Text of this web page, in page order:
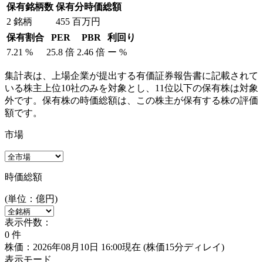
保有銘柄数 保有分時価総額
2 銘柄 455 百万円
保有割合
PER PBR
利回り
7.21 % 25.8 倍 2.46 倍 ー %
集計表は、上場企業が提出する有価証券報告書に記載されて
いる株主上位10社のみを対象とし、11位以下の保有株は対象
外です。保有株の時価総額は、この株主が保有する株の評価
額です。
市場
時価総額
(単位：億円)
表示件数：
0 件
株価：2026年08月10日 16:00現在 (株価15分ディレイ)
表示モード